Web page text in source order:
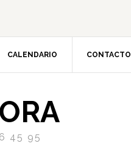
CALENDARIO CONTACTO
45 95